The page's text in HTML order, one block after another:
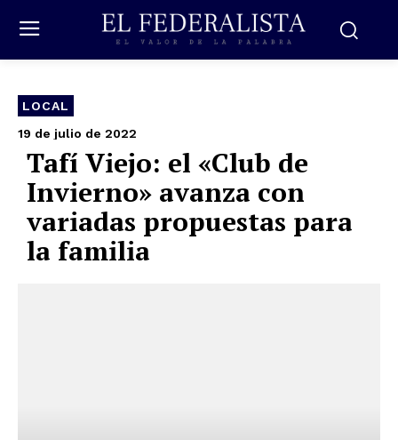
LOCAL
19 de julio de 2022
Tafí Viejo: el «Club de
Invierno» avanza con
variadas propuestas para
la familia